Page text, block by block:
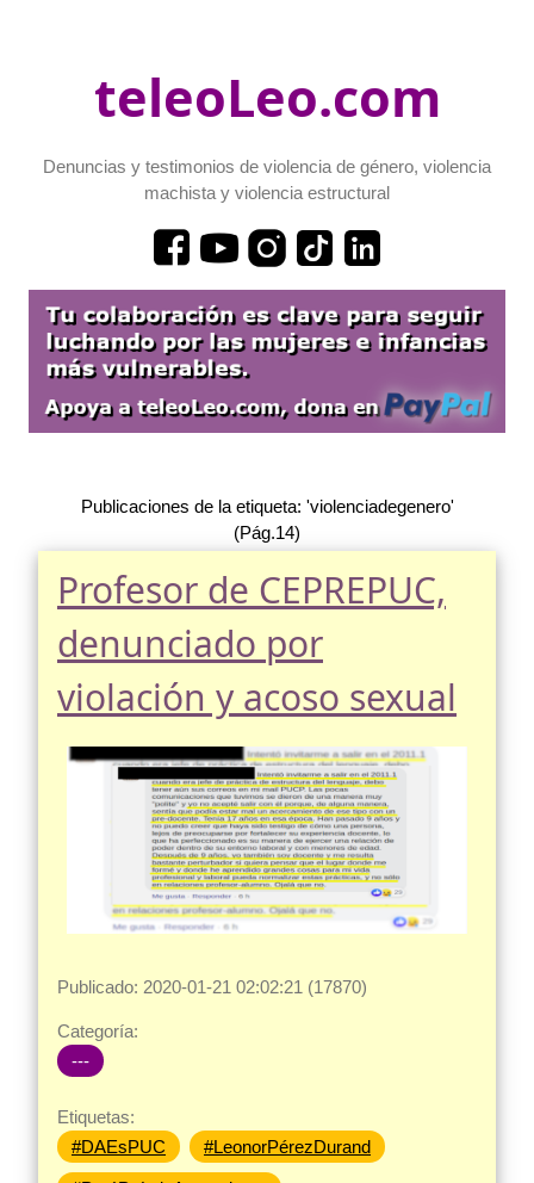
teleoLeo.com
Denuncias y testimonios de violencia de género, violencia
machista y violencia estructural
Publicaciones de la etiqueta: 'violenciadegenero'
(Pág.14)
Profesor de CEPREPUC,
denunciado por
violación y acoso sexual
Publicado: 2020-01-21 02:02:21 (17870)
Categoría:
---
Etiquetas:
#DAEsPUC
#LeonorPérezDurand